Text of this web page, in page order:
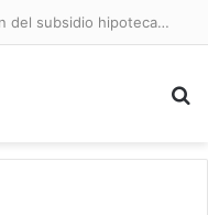
Diputado Sabat celebra ampliación del subsidio hipotecario con viviendas de hasta 6.000 UF